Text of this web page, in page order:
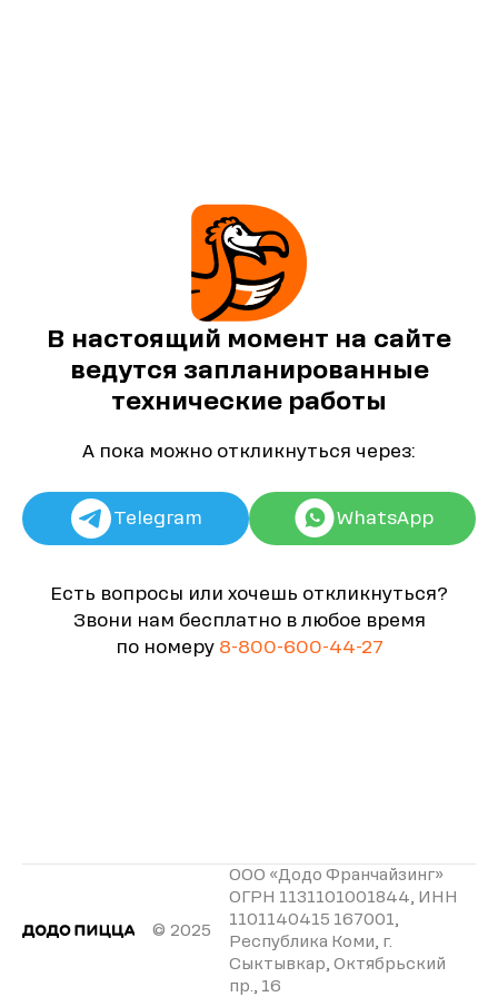
В настоящий момент на сайте
ведутся запланированные
технические работы
А пока можно откликнуться через:
Telegram WhatsApp
Есть вопросы или хочешь откликнуться?
Звони нам бесплатно в любое время
по номеру 8-800-600-44-27
© 2025
ООО «Додо Франчайзинг»
ОГРН 1131101001844, ИНН
1101140415 167001,
Республика Коми, г.
Сыктывкар, Октябрьский
пр., 16